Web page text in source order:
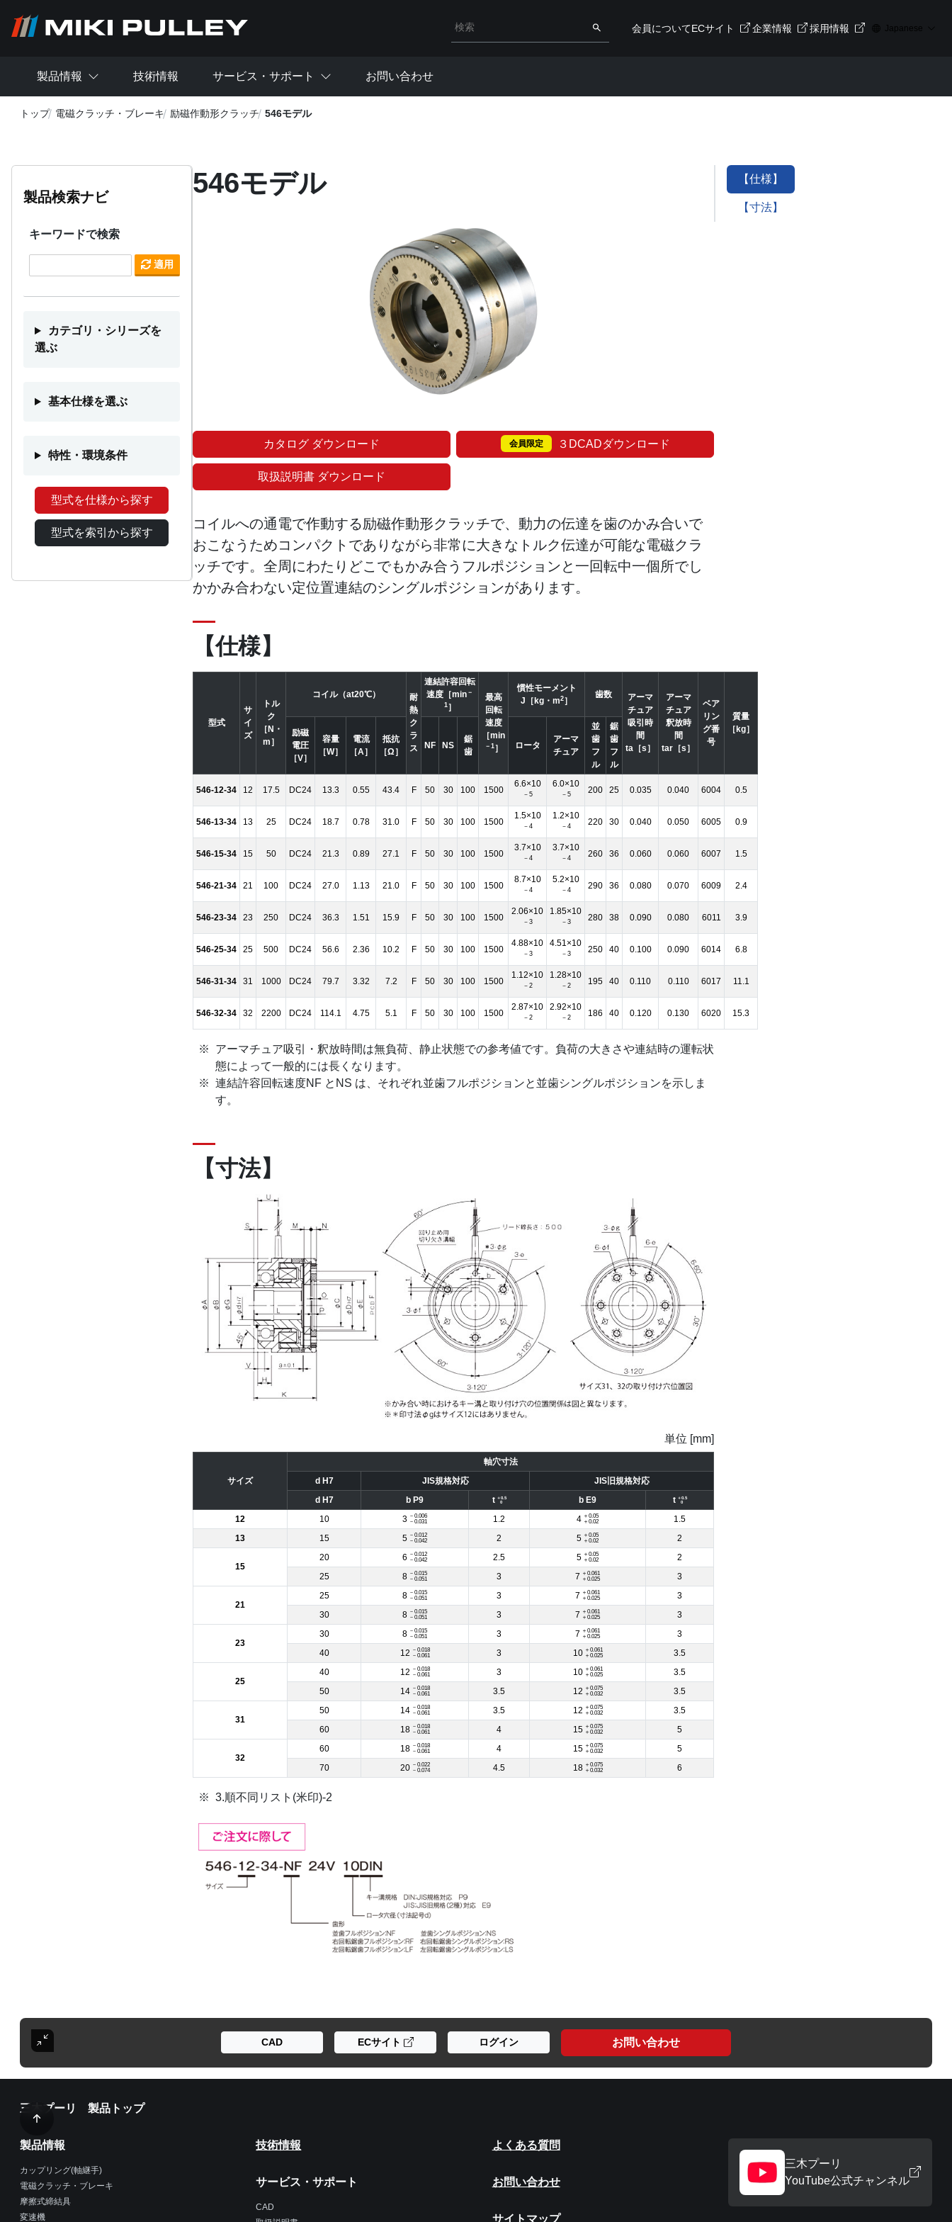
検索キーワード入力 検索
会員についてECサイト 企業情報 採用情報 Japanese
製品情報 技術情報 サービス・サポート お問い合わせ
トップ 電磁クラッチ・ブレーキ 励磁作動形クラッチ 546モデル
製品検索ナビ
キーワードで検索
適用
カテゴリ・シリーズを
選ぶ
基本仕様を選ぶ
特性・環境条件
型式を仕様から探す
型式を索引から探す
546モデル
カタログ ダウンロード 会員限定 ３DCADダウンロード
取扱説明書 ダウンロード
コイルへの通電で作動する励磁作動形クラッチで、動力の伝達を歯のかみ合いで
おこなうためコンパクトでありながら非常に大きなトルク伝達が可能な電磁クラ
ッチです。全周にわたりどこでもかみ合うフルポジションと一回転中一個所でし
かかみ合わない定位置連結のシングルポジションがあります。
【仕様】
型式
サ
イ
ズ
トル
ク
［N・
m］
コイル（at20℃）
耐
熱
ク
ラ
ス
連結許容回転
速度［min －
1 ］
最高
回転
速度
［min
－1 ］
慣性モーメント
J［kg・m2］
歯数
アーマ
チュア
吸引時
間
ta［s］
アーマ
チュア
釈放時
間
tar［s］
ベア
リン
グ番
号
質量
［kg］
励磁
電圧
［V］
容量
［W］
電流
［A］
抵抗
［Ω］
NF NS
鋸
歯
ロータ
アーマ
チュア
並
歯
フ
ル
鋸
歯
フ
ル
546-12-34 12 17.5 DC24 13.3 0.55 43.4 F 50 30 100 1500
6.6×10
－5
6.0×10
－5 200 25 0.035 0.040 6004 0.5
546-13-34 13 25 DC24 18.7 0.78 31.0 F 50 30 100 1500
1.5×10
－4
1.2×10
－4 220 30 0.040 0.050 6005 0.9
546-15-34 15 50 DC24 21.3 0.89 27.1 F 50 30 100 1500
3.7×10
－4
3.7×10
－4 260 36 0.060 0.060 6007 1.5
546-21-34 21 100 DC24 27.0 1.13 21.0 F 50 30 100 1500
8.7×10
－4
5.2×10
－4 290 36 0.080 0.070 6009 2.4
546-23-34 23 250 DC24 36.3 1.51 15.9 F 50 30 100 1500
2.06×10
－3
1.85×10
－3 280 38 0.090 0.080 6011 3.9
546-25-34 25 500 DC24 56.6 2.36 10.2 F 50 30 100 1500
4.88×10
－3
4.51×10
－3 250 40 0.100 0.090 6014 6.8
546-31-34 31 1000 DC24 79.7 3.32 7.2 F 50 30 100 1500
1.12×10
－2
1.28×10
－2 195 40 0.110 0.110 6017 11.1
546-32-34 32 2200 DC24 114.1 4.75 5.1 F 50 30 100 1500
2.87×10
－2
2.92×10
－2 186 40 0.120 0.130 6020 15.3
アーマチュア吸引・釈放時間は無負荷、静止状態での参考値です。負荷の大きさや連結時の運転状
態によって一般的には長くなります。
連結許容回転速度NF とNS は、それぞれ並歯フルポジションと並歯シングルポジションを示しま
す。
【寸法】
単位 [mm]
サイズ
軸穴寸法
d H7
JIS規格対応
JIS旧規格対応
d H7
b P9 t ＋0.5
0
b E9 t ＋0.5
0
12 10 3 －0.006
－0.031
1.2 4 ＋0.05
＋0.02
1.5
13
15 5 －0.012
－0.042
2 5 ＋0.05
＋0.02
2
15
20 6 －0.012
－0.042
2.5 5 ＋0.05
＋0.02
2
25
8 －0.015
－0.051
3 7 ＋0.061
＋0.025
3
21
25 8 －0.015
－0.051
3 7 ＋0.061
＋0.025
3
30
8 －0.015
－0.051
3 7 ＋0.061
＋0.025
3
23
30 8 －0.015
－0.051
3 7 ＋0.061
＋0.025
3
40
12 －0.018
－0.061
3 10 ＋0.061
＋0.025
3.5
25
40 12 －0.018
－0.061
3 10 ＋0.061
＋0.025
3.5
50
14 －0.018
－0.061
3.5 12 ＋0.075
＋0.032
3.5
31
50 14 －0.018
－0.061
3.5 12 ＋0.075
＋0.032
3.5
60
18 －0.018
－0.061
4 15 ＋0.075
＋0.032
5
32
60 18 －0.018
－0.061
4 15 ＋0.075
＋0.032
5
70
20 －0.022
－0.074
4.5 18 ＋0.075
＋0.032
6
3.順不同リスト(米印)-2
【仕様】
【寸法】
CAD ECサイト ログイン お問い合わせ
三木プーリ 製品トップ
製品情報
カップリング(軸継手)
電磁クラッチ・ブレーキ
摩擦式締結具
変速機
技術情報
サービス・サポート
CAD
よくある質問
お問い合わせ
サイトマップ
三木プーリ
YouTube公式チャンネル